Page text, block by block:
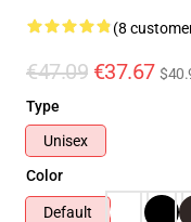
(8
€47.09 €37.67
Type
Unisex
Color
Default